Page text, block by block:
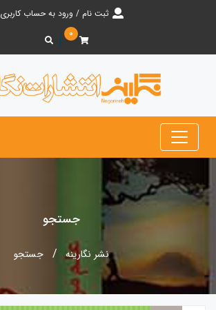
ثبت نام / ورود به حساب کاربری
۰
جستجو
نشر نگارینه جستجو